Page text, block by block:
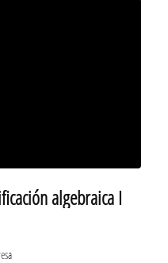
algebraica I